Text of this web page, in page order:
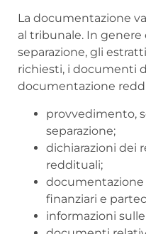
La documentazione
al tribunale. In
separazione, gli
richiesti, i documenti
documentazione
provvedimento,
separazione;
dichiarazioni dei
reddituali;
finanziari e
informazioni